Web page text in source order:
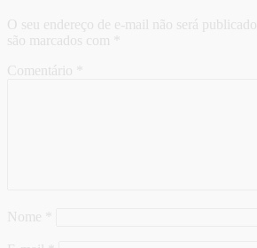
O seu endereço de e-mail não será publicado.
são marcados com
Comentário
Nome